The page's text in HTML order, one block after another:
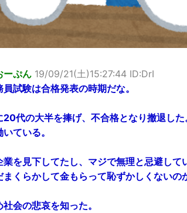
ーぷん 19/09/21(土)15:27:44 ID:DrI
試験は合格発表の時期だな。
代の大半を捧げ、不合格となり撤退した
ている。
を見下してたし、マジで無理と忌避して
くらかして金もらって恥ずかしくないの
会の悲哀を知った。